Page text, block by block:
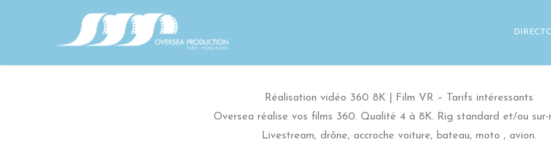
Réalisation vidéo 360 8K | Film VR – Tarifs intéressants
Oversea réalise vos films 360. Qualité 4 à 8K. Rig standard et/ou sur-
Livestream, drône, accroche voiture, bateau, moto , avion.